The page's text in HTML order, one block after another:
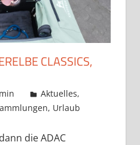
CLASSICS,
Aktuelles,
, Urlaub
die ADAC